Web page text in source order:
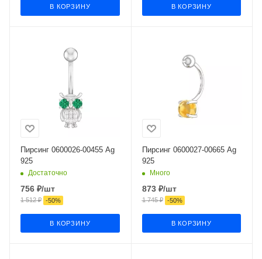
В КОРЗИНУ В КОРЗИНУ
Пирсинг 0600026-00455 Ag
925
Достаточно
756 ₽/шт
1 512₽ -50%
В КОРЗИНУ
Пирсинг 0600027-00665 Ag
925
Много
873₽/шт
1 745₽ -50%
В КОРЗИНУ